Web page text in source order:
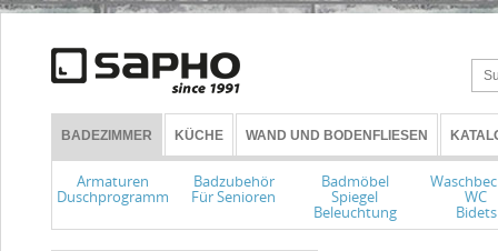
BADEZIMMER KÜCHE WAND UND BODENFLIESEN
Armaturen
Duschprogramm
Badzubehör
Für Senioren
Badmöbel
Spiegel
Beleuchtung
WC
Bidets